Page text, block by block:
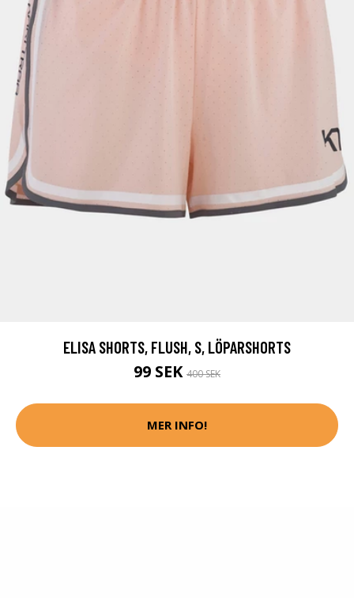
ELISA SHORTS, FLUSH, S, LÖPARSHORTS
99 SEK 400 SEK
MER INFO!